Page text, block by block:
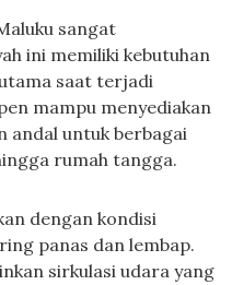
sangat
ini memiliki kebutuhan
saat terjadi
mampu menyediakan
andal untuk berbagai
rumah tangga.
dengan kondisi
panas dan lembap.
sirkulasi udara yang